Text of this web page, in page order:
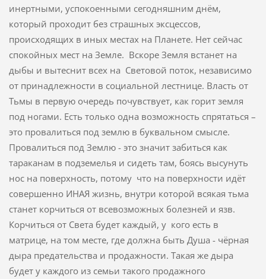
инертными, успокоенными сегодняшним днём,
который проходит без страшных эксцессов,
происходящих в иных местах на Планете. Нет сейчас
спокойных мест на Земле. Вскоре Земля встанет на
дыбы и вытеснит всех на Световой поток, независимо
от принадлежности в социальной лестнице. Власть от
Тьмы в первую очередь почувствует, как горит земля
под ногами. Есть только одна возможность спрятаться –
это провалиться под землю в буквальном смысле.
Провалиться под Землю - это значит забиться как
тараканам в подземелья и сидеть там, боясь высунуть
нос на поверхность, потому что на поверхности идёт
совершенно ИНАЯ жизнь, внутри которой всякая тьма
станет корчиться от всевозможных болезней и язв.
Корчиться от Света будет каждый, у кого есть в
матрице, на том месте, где должна быть Душа - чёрная
дыра предательства и продажности. Такая же дыра
будет у каждого из семьи такого продажного